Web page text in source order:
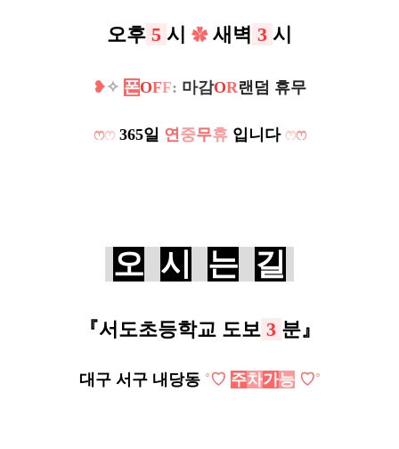
오후 5 시 ✿ 새벽 3 시
❥✧ 폰OFF: 마감OR랜덤 휴무
ෆෆ365일 연중무휴입니다 ෆෆ
오 시 는 길
『서도초등학교 도보 3 분』
대구 서구 내당동 ˚♡ 주차가능 ♡˚